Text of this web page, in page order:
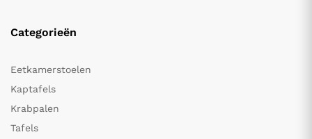
Categorieën
Eetkamerstoelen
Kaptafels
Krabpalen
Tafels